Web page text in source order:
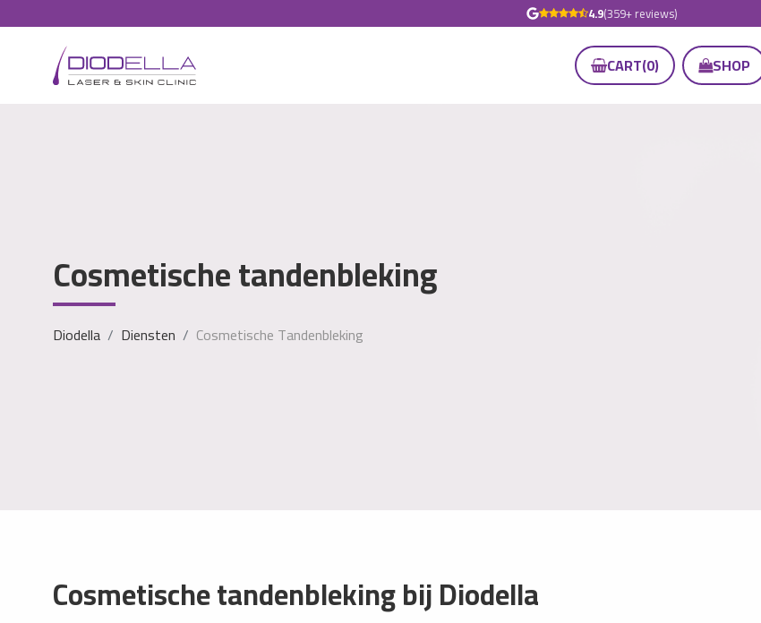
4.9(359+ reviews)
CART(0) SHOP
Cosmetische tandenbleking
Diodella Diensten Cosmetische Tandenbleking
Cosmetische tandenbleking bij Diodella